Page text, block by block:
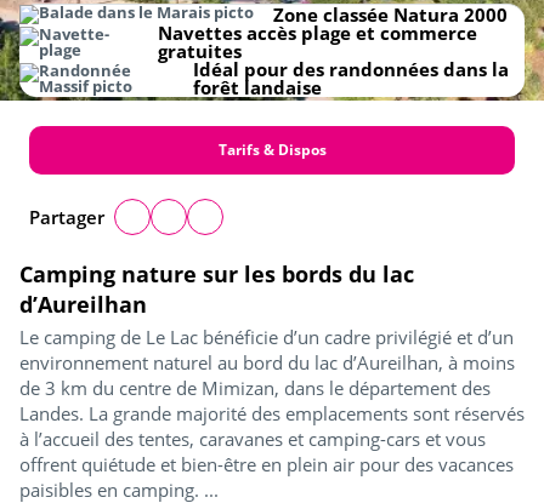
Camping nature sur les bords du lac
d’Aureilhan
Le camping de Le Lac bénéficie d’un cadre privilégié et d’un
environnement naturel au bord du lac d’Aureilhan, à moins
de 3 km du centre de Mimizan, dans le département des
Landes. La grande majorité des emplacements sont réservés
à l’accueil des tentes, caravanes et camping-cars et vous
offrent quiétude et bien-être en plein air pour des vacances
paisibles en camping. ...
Zone classée Natura 2000
Navettes accès plage et commerce
gratuites
Idéal pour des randonnées dans la
forêt landaise
Tarifs & Dispos
Partager